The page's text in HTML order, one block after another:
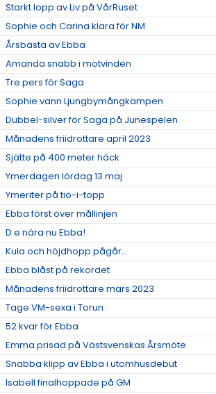
Starkt lopp av Liv på VårRuset
Sophie och Carina klara för NM
Årsbästa av Ebba
Amanda snabb i motvinden
Tre pers för Saga
Sophie vann Ljungbymångkampen
Dubbel-silver för Saga på Junespelen
Månadens friidrottare april 2023
Sjätte på 400 meter häck
Ymerdagen lördag 13 maj
Ymeriter på tio-i-topp
Ebba först över mållinjen
D e nära nu Ebba!
Kula och höjdhopp pågår...
Ebba blåst på rekordet
Månadens friidrottare mars 2023
Tage VM-sexa i Torun
52 kvar för Ebba
Emma prisad på Västsvenskas Årsmöte
Snabba klipp av Ebba i utomhusdebut
Isabell finalhoppade på GM